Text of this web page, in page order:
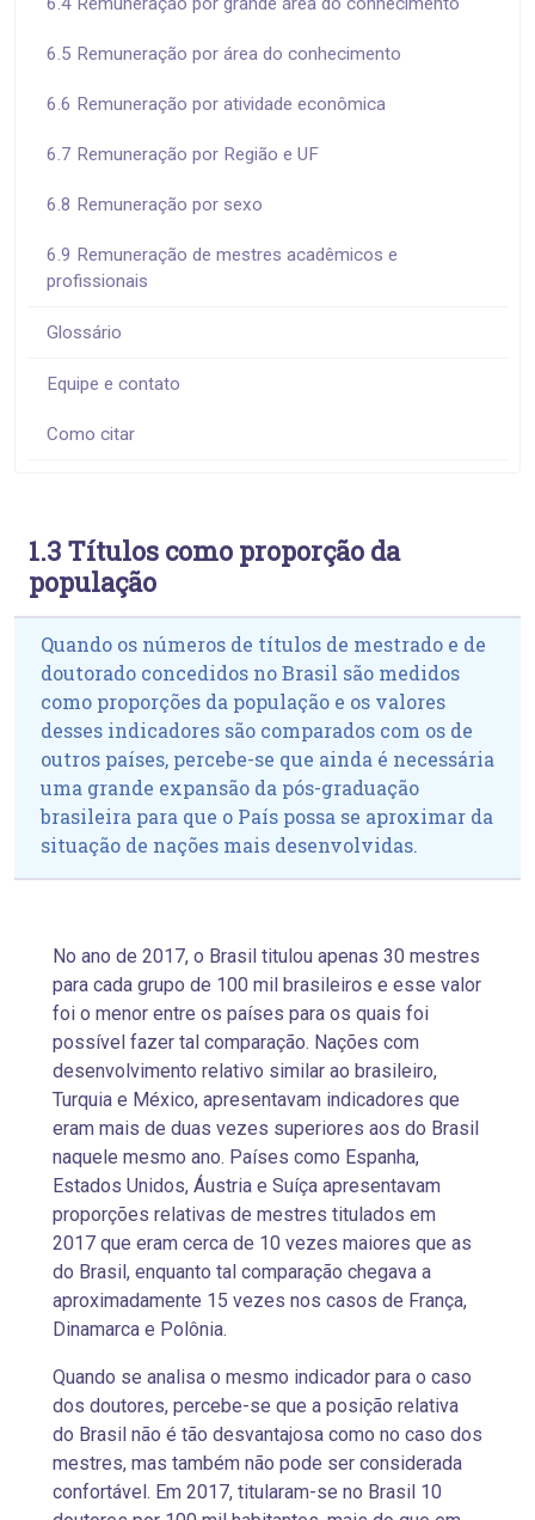
6.5 Remuneração por área do conhecimento
6.6 Remuneração por atividade econômica
6.7 Remuneração por Região e UF
6.8 Remuneração por sexo
6.9 Remuneração de mestres acadêmicos e
profissionais
Glossário
Equipe e contato
Como citar
1.3 Títulos como proporção da
população
Quando os números de títulos de mestrado e de
doutorado concedidos no Brasil são medidos
como proporções da população e os valores
desses indicadores são comparados com os de
outros países, percebe-se que ainda é necessária
uma grande expansão da pós-graduação
brasileira para que o País possa se aproximar da
situação de nações mais desenvolvidas.
No ano de 2017, o Brasil titulou apenas 30 mestres
para cada grupo de 100 mil brasileiros e esse valor
foi o menor entre os países para os quais foi
possível fazer tal comparação. Nações com
desenvolvimento relativo similar ao brasileiro,
Turquia e México, apresentavam indicadores que
eram mais de duas vezes superiores aos do Brasil
naquele mesmo ano. Países como Espanha,
Estados Unidos, Áustria e Suíça apresentavam
proporções relativas de mestres titulados em
2017 que eram cerca de 10 vezes maiores que as
do Brasil, enquanto tal comparação chegava a
aproximadamente 15 vezes nos casos de França,
Dinamarca e Polônia.
Quando se analisa o mesmo indicador para o caso
dos doutores, percebe-se que a posição relativa
do Brasil não é tão desvantajosa como no caso dos
mestres, mas também não pode ser considerada
confortável. Em 2017, titularam-se no Brasil 10